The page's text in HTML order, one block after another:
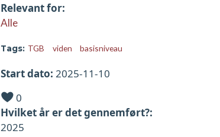
Relevant for
Alle
Tags TGB viden basisniveau
Start dato 2025-11-10
0
Hvilket år er det gennemført?
2025